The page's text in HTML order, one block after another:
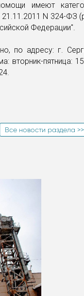
имеют
N 324-ФЗ
Федерации".
по адресу: г.
вторник-пятница:
Все новости раздела >>